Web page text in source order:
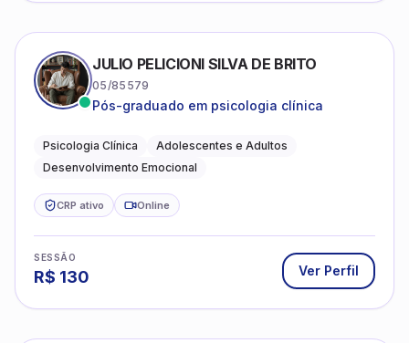
JULIO PELICIONI SILVA DE BRITO
05/85579
Pós-graduado em psicologia clínica
Psicologia Clínica
Adolescentes e Adultos
Desenvolvimento Emocional
CRP ativo Online
SESSÃO
R$ 130 Ver Perfil